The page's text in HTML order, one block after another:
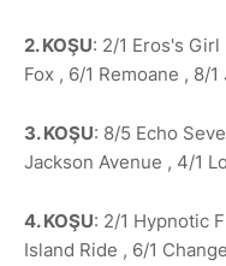
2. KOŞU: 2/1 Eros's
Fox , 6/1 Remoane , 8/
3. KOŞU: 8/5 Echo
Jackson Avenue , 4/1
4. KOŞU: 2/1 Hypnotic
Island Ride , 6/1